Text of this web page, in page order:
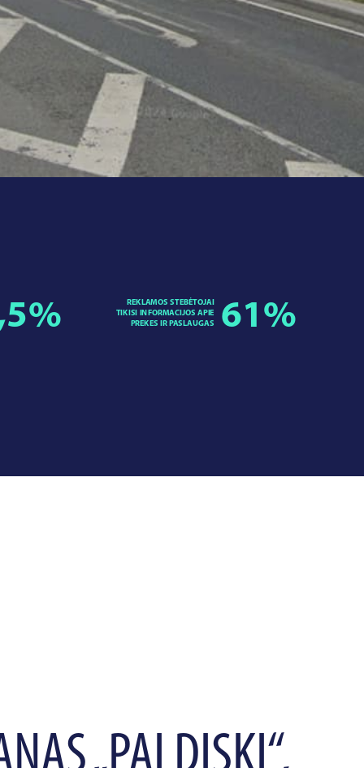
% REKLAMOS STEBĖTOJAI
TIKISI INFORMACIJOS APIE
PREKES IR PASLAUGAS 61%